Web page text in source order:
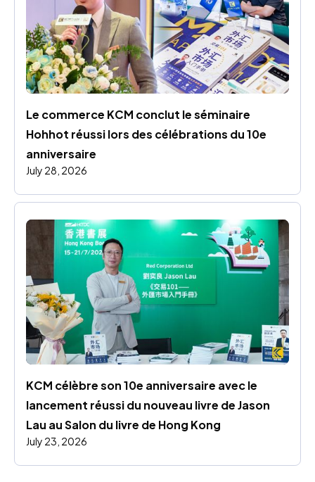
Le commerce KCM conclut le séminaire
Hohhot réussi lors des célébrations du 10e
anniversaire
July 28, 2026
KCM célèbre son 10e anniversaire avec le
lancement réussi du nouveau livre de Jason
Lau au Salon du livre de Hong Kong
July 23, 2026